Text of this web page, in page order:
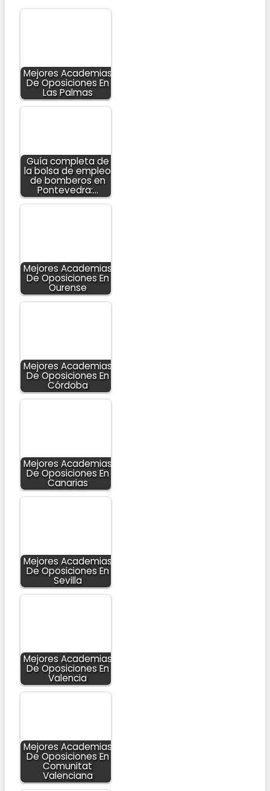
Mejores Academias
De Oposiciones En
Las Palmas
Guía completa de
la bolsa de empleo
de bomberos en
Pontevedra:…
Mejores Academias
De Oposiciones En
Ourense
Mejores Academias
De Oposiciones En
Córdoba
Mejores Academias
De Oposiciones En
Canarias
Mejores Academias
De Oposiciones En
Sevilla
Mejores Academias
De Oposiciones En
Valencia
Mejores Academias
De Oposiciones En
Comunitat
Valenciana